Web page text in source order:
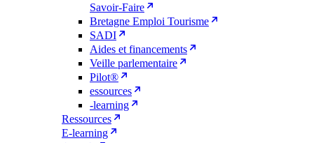
Savoir-Faire
Bretagne Emploi Tourisme
SADI
Aides et financements
Veille parlementaire
Pilot®
essources
-learning
Ressources
E-learning